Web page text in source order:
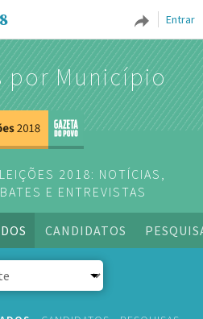
Entrar
por Município
2018: NOTÍCIAS,
E ENTREVISTAS
CANDIDATOS